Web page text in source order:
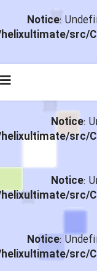
Notice:
src/
Notice:
src/
Notice:
src/
Notice:
src/